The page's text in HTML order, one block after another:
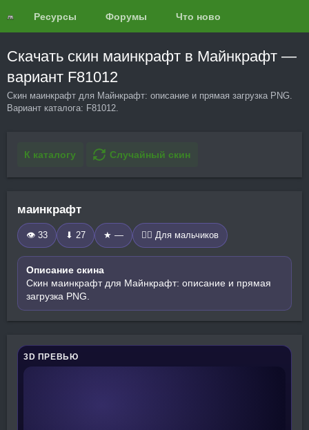
Ресурсы Форумы Что нового?
Скачать скин маинкрафт в Майнкрафт —
вариант F81012
Скин маинкрафт для Майнкрафт: описание и прямая загрузка PNG.
Вариант каталога: F81012.
К каталогу Случайный скин
маинкрафт
👁 33 ⬇ 27 ★ — 🧍‍♂️ Для мальчиков
Описание скина
Скин маинкрафт для Майнкрафт: описание и прямая
загрузка PNG.
3D ПРЕВЬЮ